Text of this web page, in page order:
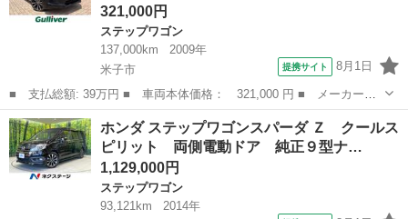
321,000円
ステップワゴン
137,000km
2009年
米子市
提携サイト 8月1日
■ 支払総額: 39万円 ■ 車両本体価格： 321,000 円 ■ メーカー
名： ホンダ ■ 車種名： ステップワゴン ■ グレード名： Ｇ
Ｌパッケージ ■ 排気量： 2000cc ■ ドア枚数： 5D ■ ミッショ
ン...
鳥取 米子市 ステップワゴン
ホンダ ステップワゴンスパーダ Ｚ クールス
ピリット 両側電動ドア 純正９型ナ…
1,129,000円
ステップワゴン
93,121km
2014年